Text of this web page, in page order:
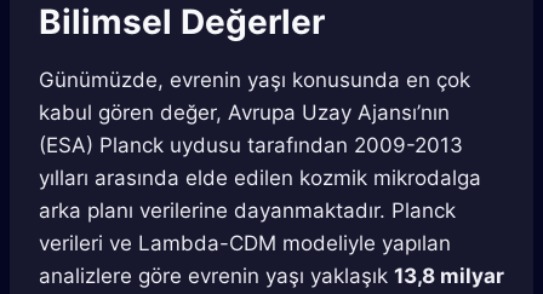
Bilimsel Değerler
Günümüzde, evrenin yaşı konusunda en çok
kabul gören değer, Avrupa Uzay Ajansı’nın
(ESA) Planck uydusu tarafından 2009-2013
yılları arasında elde edilen kozmik mikrodalga
arka planı verilerine dayanmaktadır. Planck
verileri ve Lambda-CDM modeliyle yapılan
analizlere göre evrenin yaşı yaklaşık 13,8 milyar